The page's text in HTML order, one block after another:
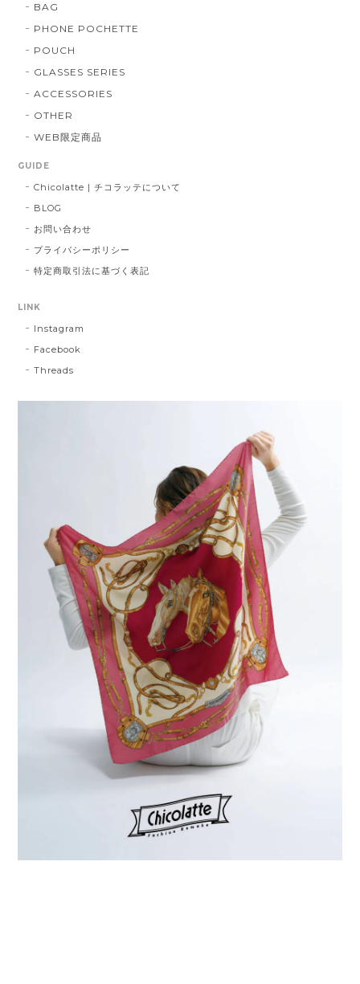
BAG
PHONE POCHETTE
POUCH
GLASSES SERIES
ACCESSORIES
OTHER
WEB限定商品
GUIDE
Chicolatte | チコラッテについて
BLOG
お問い合わせ
プライバシーポリシー
特定商取引法に基づく表記
LINK
Instagram
Facebook
Threads